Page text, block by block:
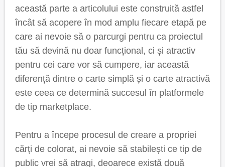
această parte a articolului este construită astfel
încât să acopere în mod amplu fiecare etapă pe
care ai nevoie să o parcurgi pentru ca proiectul
tău să devină nu doar funcțional, ci și atractiv
pentru cei care vor să cumpere, iar această
diferență dintre o carte simplă și o carte atractivă
este ceea ce determină succesul în platformele
de tip marketplace.
Pentru a începe procesul de creare a propriei
cărți de colorat, ai nevoie să stabilești ce tip de
public vrei să atragi, deoarece există două